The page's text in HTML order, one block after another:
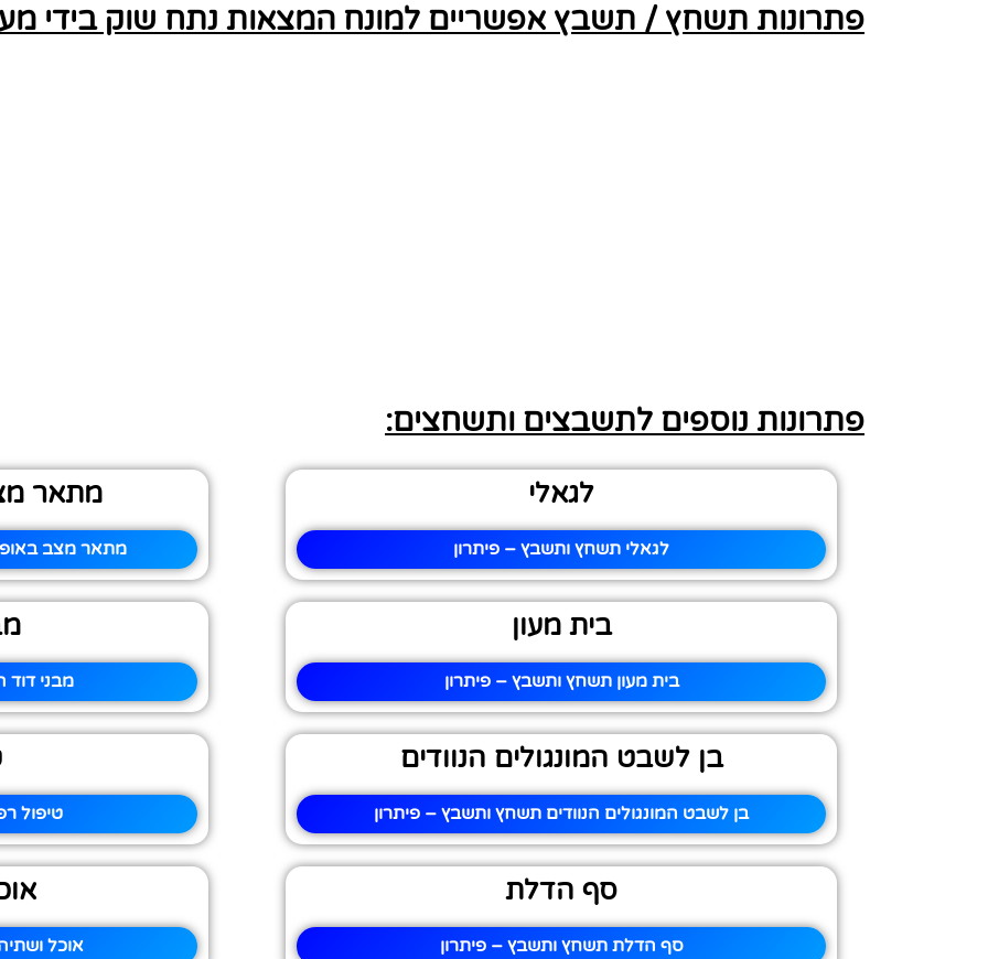
פתרונות תשחץ / תשבץ אפשריים למונח המצאות נתח שוק בידי
פתרונות נוספים לתשבצים ותשחצים:
לגאלי
לגאלי תשחץ ותשבץ – פיתרון
מתאר
מתאר מצב
בית מעון
בית מעון תשחץ ותשבץ – פיתרון מבני
בן לשבט המונגולים הנוודים
בן לשבט המונגולים הנוודים תשחץ ותשבץ – פיתרון טיפול
סף הדלת
סף הדלת תשחץ ותשבץ – פיתרון אוכל